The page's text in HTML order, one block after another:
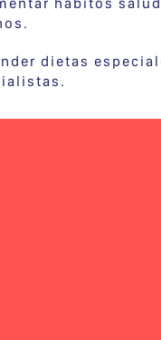
dietas